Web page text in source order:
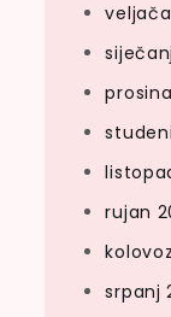
rujan
srpanj